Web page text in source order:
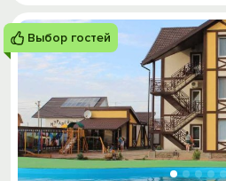
Выбор гостей